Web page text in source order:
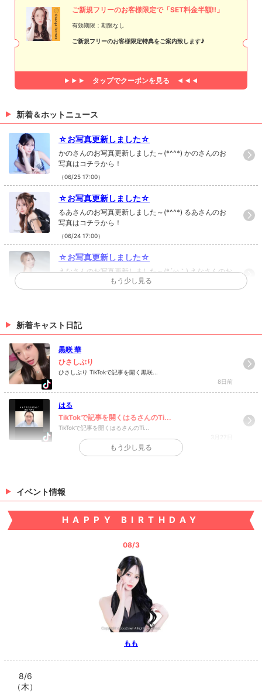
ご新規フリーのお客様限定で「SET料金半額!!」
有効期限：期限なし
ご新規フリーのお客様限定特典をご案内致します♪
タップでクーポンを見る
新着＆ホットニュース
☆お写真更新しました☆
かのさんのお写真更新しました～(*^^*) かのさんのお
写真はコチラから！
（06/25 17:00）
☆お写真更新しました☆
るあさんのお写真更新しました～(*^^*) るあさんのお
写真はコチラから！
（06/24 17:00）
☆お写真更新しました☆
えなさんのお写真更新しました～(*´ω｀) えなさんのお
写真はコチラから！
まひろさんのお写真更新しました(*´ω｀) まひろさんの
（06/10 17:00）
もう少し見る
新着キャスト日記
黒咲 華
ひさしぶり
ひさしぶり TikTokで記事を開く黒咲...
8日前
はる
TikTokで記事を開くはるさんのTi...
TikTokで記事を開くはるさんのTi...
もう少し見る
イベント情報
HAPPY BIRTHDAY
08/3
もも
8/6
（木）